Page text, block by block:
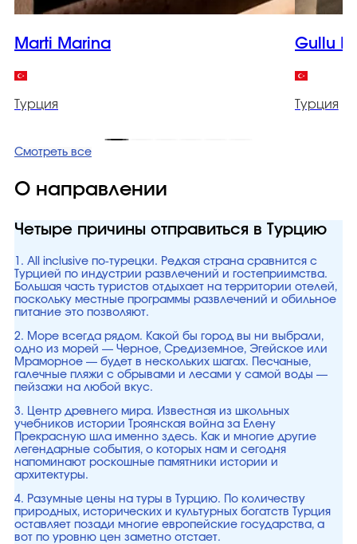
Marti Marina
Турция
Gullu
Турция
Смотреть все
О направлении
Четыре причины отправиться в Турцию
1. All inclusive по-турецки. Редкая страна сравнится с
Турцией по индустрии развлечений и гостеприимства.
Большая часть туристов отдыхает на территории отелей,
поскольку местные программы развлечений и обильное
питание это позволяют.
2. Море всегда рядом. Какой бы город вы ни выбрали,
одно из морей — Черное, Средиземное, Эгейское или
Мраморное — будет в нескольких шагах. Песчаные,
галечные пляжи с обрывами и лесами у самой воды —
пейзажи на любой вкус.
3. Центр древнего мира. Известная из школьных
учебников истории Троянская война за Елену
Прекрасную шла именно здесь. Как и многие другие
легендарные события, о которых нам и сегодня
напоминают роскошные памятники истории и
архитектуры.
4. Разумные цены на туры в Турцию. По количеству
природных, исторических и культурных богатств Турция
оставляет позади многие европейские государства, а
вот по уровню цен заметно отстает.